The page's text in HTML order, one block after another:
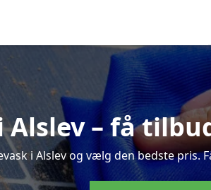
Alslev – få
i Alslev og vælg den bedste pris.